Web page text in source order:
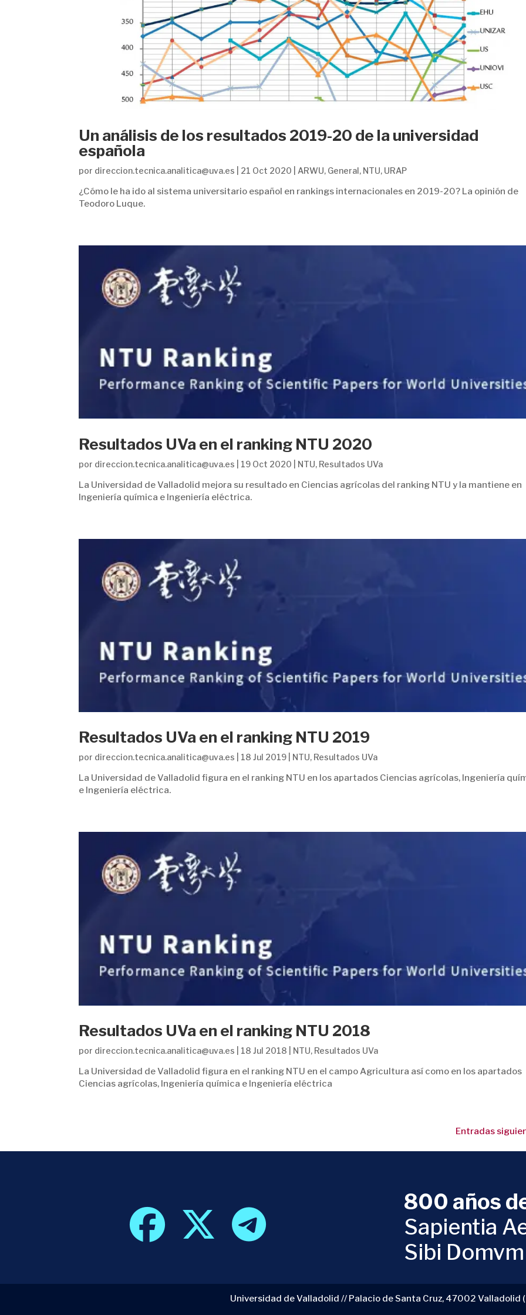
Un análisis de los resultados 2019-20 de la universidad
española
por direccion.tecnica.analitica@uva.es 21 Oct 2020 ARWU, General, NTU, URAP
¿Cómo le ha ido al sistema universitario español en rankings internacionales en 2019-20? La opinión de
Teodoro Luque.
Resultados UVa en el ranking NTU 2020
por direccion.tecnica.analitica@uva.es 19 Oct 2020 NTU, Resultados UVa
La Universidad de Valladolid mejora su resultado en Ciencias agrícolas del ranking NTU y la mantiene en
Ingeniería química e Ingeniería eléctrica.
Resultados UVa en el ranking NTU 2019
por direccion.tecnica.analitica@uva.es 18 Jul 2019 NTU, Resultados UVa
La Universidad de Valladolid figura en el ranking NTU en los apartados Ciencias agrícolas, Ingeniería
e Ingeniería eléctrica.
Resultados UVa en el ranking NTU 2018
por direccion.tecnica.analitica@uva.es 18 Jul 2018 NTU, Resultados UVa
La Universidad de Valladolid figura en el ranking NTU en el campo Agricultura así como en los apartados
Ciencias agrícolas, Ingeniería química e Ingeniería eléctrica
Entradas
800 años
Sapientia
Sibi Domvm
Universidad de Valladolid // Palacio de Santa Cruz, 47002 Valladolid